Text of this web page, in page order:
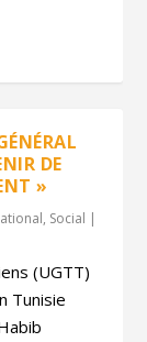
DE
»
, Social |
(UGTT)
Tunisie